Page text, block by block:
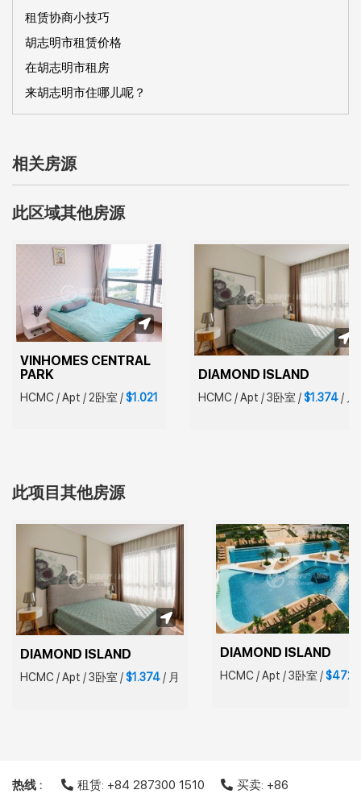
租赁协商小技巧
胡志明市租赁价格
在胡志明市租房
来胡志明市住哪儿呢？
相关房源
此区域其他房源
VINHOMES CENTRAL
PARK
HCMC /Apt / 2卧室 /$1.021
DIAMOND ISLAND
HCMC /Apt /3卧室 /$1.374/ 月
此项目其他房源
DIAMOND ISLAND
HCMC /Apt /3卧室 /$1.374/ 月
DIAMOND ISLAND
HCMC /Apt /3卧室 /
热线 : 租赁: +84 287300 1510
买卖: +86